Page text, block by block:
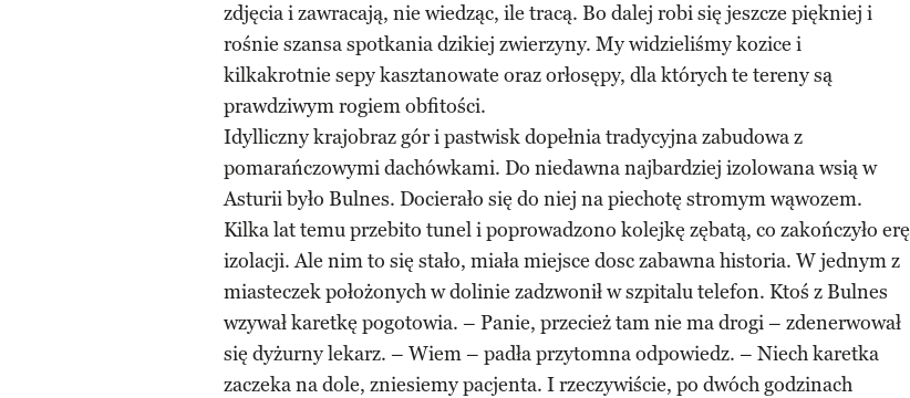
zdjęcia i zawracają, nie wiedząc, ile tracą. Bo dalej robi się jeszcze piękniej i
rośnie szansa spotkania dzikiej zwierzyny. My widzieliśmy kozice i
kilkakrotnie sepy kasztanowate oraz orłosępy, dla których te tereny są
prawdziwym rogiem obfitości.
Idylliczny krajobraz gór i pastwisk dopełnia tradycyjna zabudowa z
pomarańczowymi dachówkami. Do niedawna najbardziej izolowana wsią w
Asturii było Bulnes. Docierało się do niej na piechotę stromym wąwozem.
Kilka lat temu przebito tunel i poprowadzono kolejkę zębatą, co zakończyło erę
izolacji. Ale nim to się stało, miała miejsce dosc zabawna historia. W jednym z
miasteczek położonych w dolinie zadzwonił w szpitalu telefon. Ktoś z Bulnes
wzywał karetkę pogotowia. – Panie, przecież tam nie ma drogi – zdenerwował
się dyżurny lekarz. – Wiem – padła przytomna odpowiedz. – Niech karetka
zaczeka na dole, zniesiemy pacjenta. I rzeczywiście, po dwóch godzinach